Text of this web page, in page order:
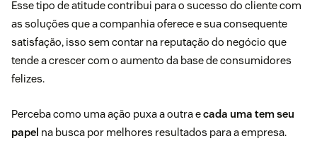
Esse tipo de atitude contribui para o sucesso do clientecom
as soluções que a companhia oferece e sua consequente
satisfação, isso sem contar na reputação do negócio que
tende a crescer com o aumento da base de consumidores
felizes.
Perceba como uma ação puxa a outra ecada uma tem seu
papel na busca por melhores resultados para a empresa.